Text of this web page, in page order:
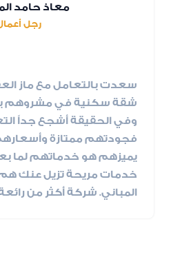
معاذ حامد
رجل
سعدت بالتعامل مع ماز
شقة سكنية في مشروهم
وفي الحقيقة أشجع جداً
فجودتهم ممتازة
يميزهم هو خدماتهم لما
خدمات مريحة تزيل عنك
المباني. شركة أكثر من